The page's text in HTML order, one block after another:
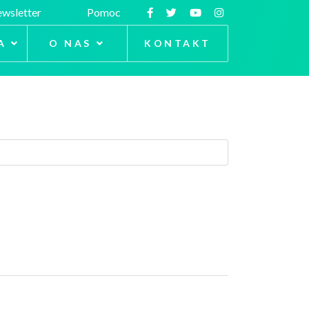
Pomoc
O NAS KONTAKT